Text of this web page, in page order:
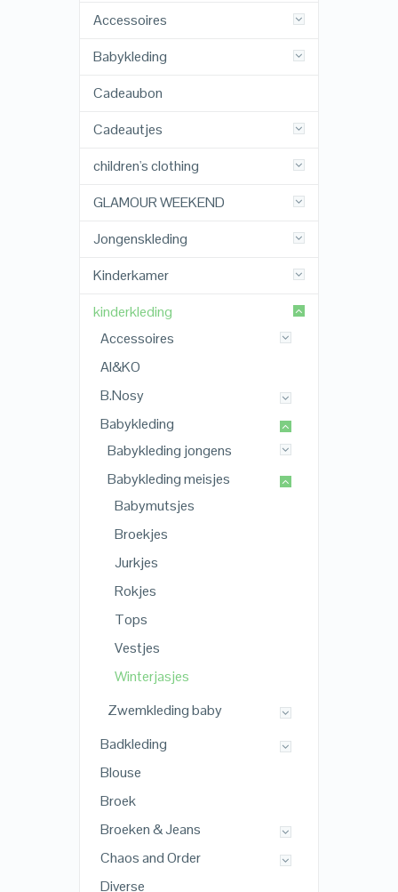
Accessoires
Babykleding
Cadeaubon
Cadeautjes
children's clothing
GLAMOUR WEEKEND
Jongenskleding
Kinderkamer
kinderkleding
Accessoires
AI&KO
B.Nosy
Babykleding
Babykleding jongens
Babykleding meisjes
Babymutsjes
Broekjes
Jurkjes
Rokjes
Tops
Vestjes
Winterjasjes
Zwemkleding baby
Badkleding
Blouse
Broek
Broeken & Jeans
Chaos and Order
Diverse